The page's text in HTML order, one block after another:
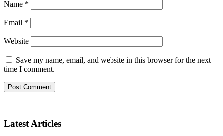
Name *
Email *
Website
Save my name, email, and website in this browser for the next
time I comment.
Latest Articles